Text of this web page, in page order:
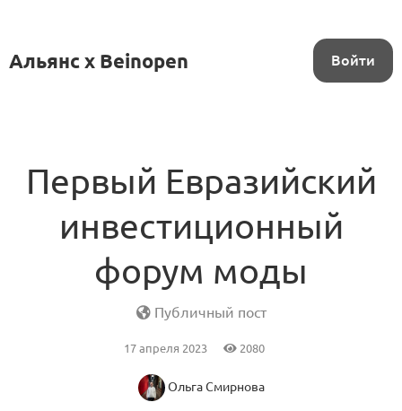
Альянс x Beinopen Войти
Первый Евразийский
инвестиционный
форум моды
Публичный пост
17 апреля 2023 2080
Ольга Смирнова